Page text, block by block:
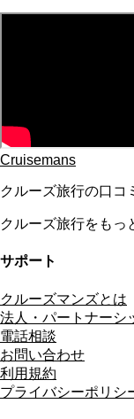
Cruisemans
クルーズ旅行の口コ
クルーズ旅行をもっ
サポート
クルーズマンズとは
法人・パートナーシ
電話相談
お問い合わせ
利用規約
プライバシーポリシ